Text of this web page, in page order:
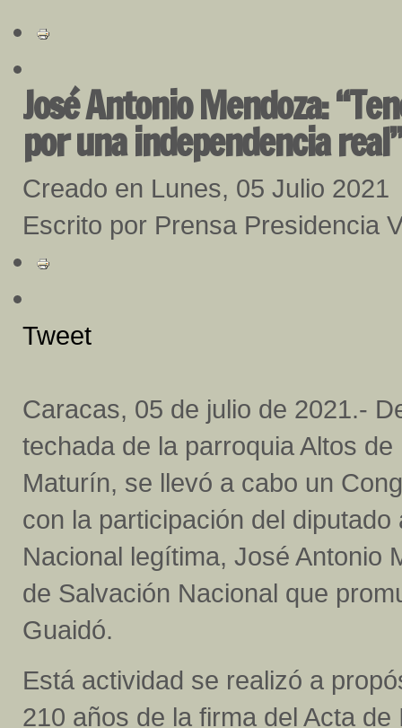
José Antonio Mendoza:
por una independencia real”
Creado en Lunes, 05 Julio 2021
Escrito por Prensa Presidencia
Tweet
Caracas, 05 de julio de 2021.-
techada de la parroquia Altos
Maturín, se llevó a cabo un
con la participación del diputado
Nacional legítima, José Antonio
de Salvación Nacional que
Guaidó.
Está actividad se realizó a
210 años de la firma del Acta